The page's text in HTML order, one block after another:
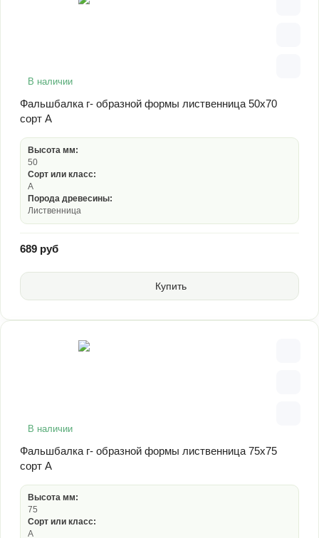
В наличии
Фальшбалка г- образной формы лиственница 50х70
сорт А
Высота мм:
50
Сорт или класс:
А
Порода древесины:
Лиственница
689 руб
Купить
В наличии
Фальшбалка г- образной формы лиственница 75х75
сорт А
Высота мм:
75
Сорт или класс:
А